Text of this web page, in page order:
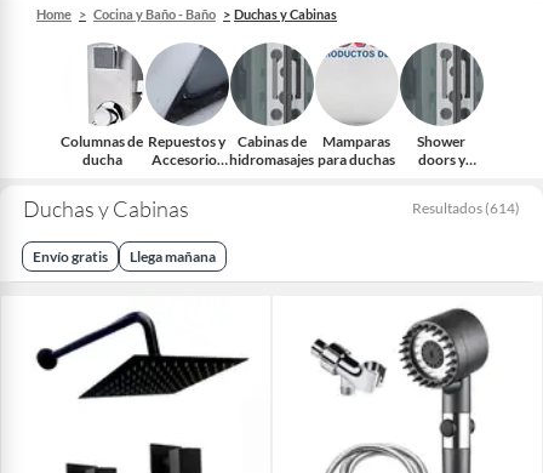
Home Cocina y Baño - Baño Duchas y Cabinas
Columnas de
ducha
Repuestos y
Accesorios
Cabinas de
hidromasajes
Mamparas
para duchas
Shower
doors y
Duchas y Cabinas Resultados (614)
Envío gratis Llega mañana